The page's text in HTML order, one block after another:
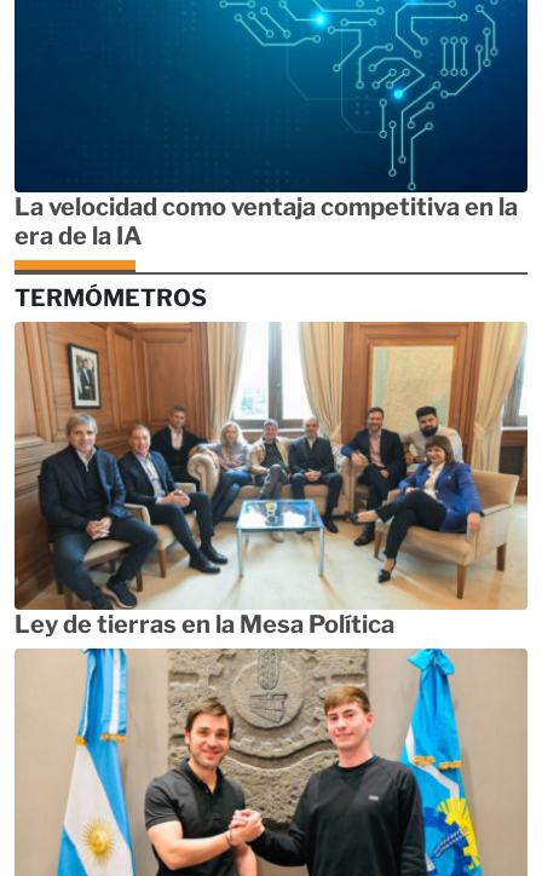
La velocidad como ventaja competitiva en la
era de la IA
TERMÓMETROS
Ley de tierras en la Mesa Política